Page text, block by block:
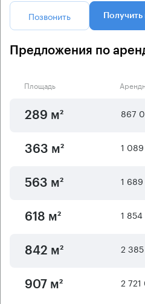
Позвонить
Предложения по
Площадь
289 м² 867
363 м² 1
563 м² 1
618 м² 1
842 м² 2
907 м² 2